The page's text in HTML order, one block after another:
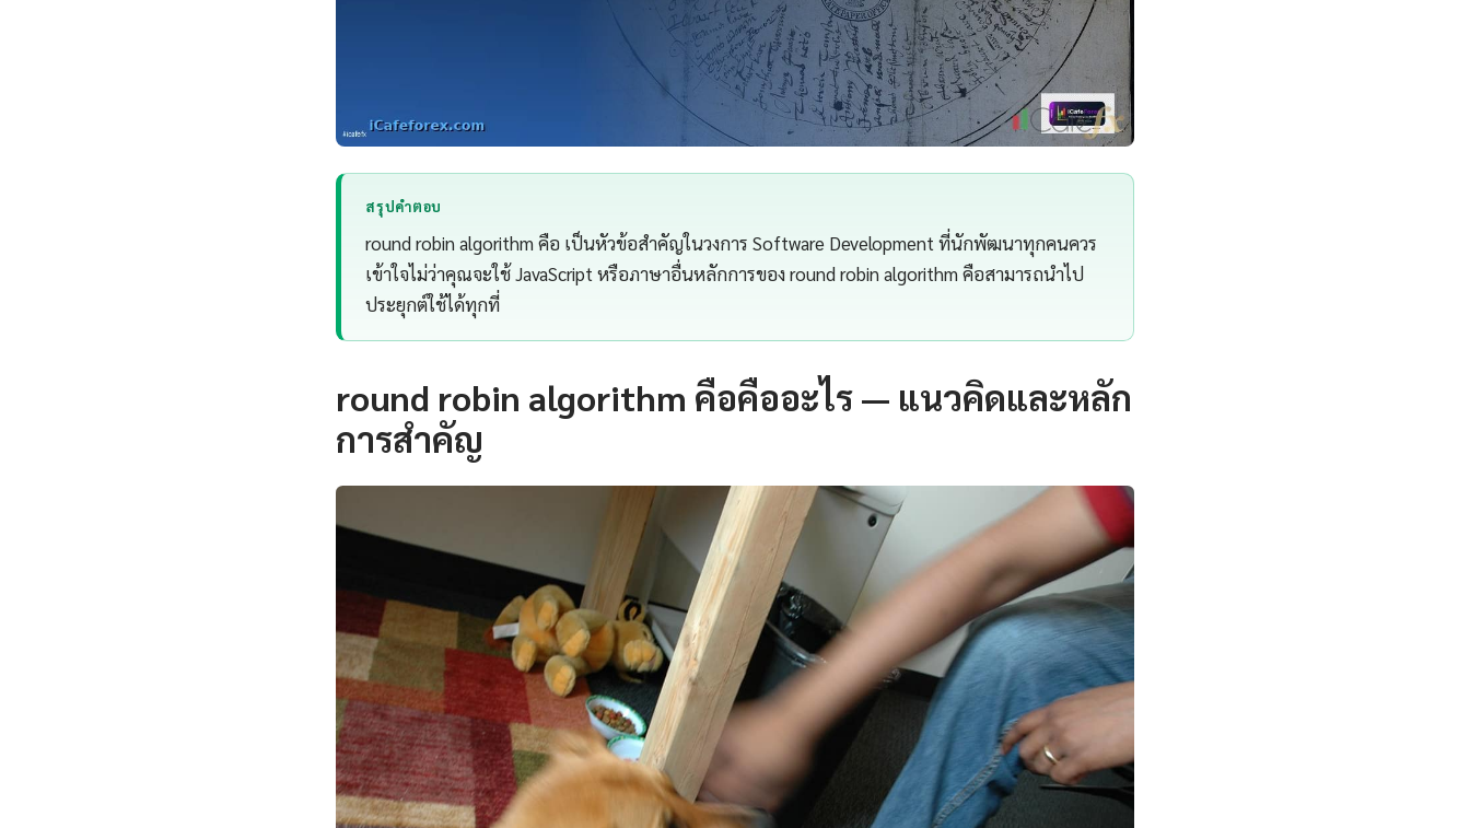
สรุปคำตอบ
round robin algorithm คือ เป็นหัวข้อสำคัญในวงการ Software Development ที่นักพัฒนาทุกคนควร
เข้าใจไม่ว่าคุณจะใช้ JavaScript หรือภาษาอื่นหลักการของ round robin algorithm คือสามารถนำไป
ประยุกต์ใช้ได้ทุกที่
round robin algorithm คือคืออะไร — แนวคิดและหลัก
การสำคัญ